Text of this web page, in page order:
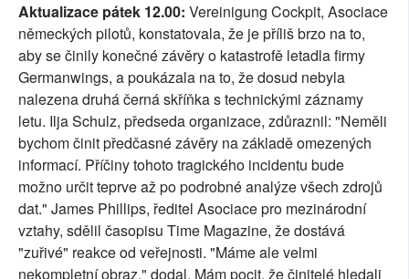
Aktualizace pátek 12.00: Vereinigung Cockpit, Asociace
německých pilotů, konstatovala, že je příliš brzo na to,
aby se činily konečné závěry o katastrofě letadla firmy
Germanwings, a poukázala na to, že dosud nebyla
nalezena druhá černá skříňka s technickými záznamy
letu. Ilja Schulz, předseda organizace, zdůraznil: "Neměli
bychom činit předčasné závěry na základě omezených
informací. Příčiny tohoto tragického incidentu bude
možno určit teprve až po podrobné analýze všech zdrojů
dat." James Phillips, ředitel Asociace pro mezinárodní
vztahy, sdělil časopisu Time Magazine, že dostává
"zuřivé" reakce od veřejnosti. "Máme ale velmi
nekompletní obraz," dodal. Mám pocit, že činitelé hledali